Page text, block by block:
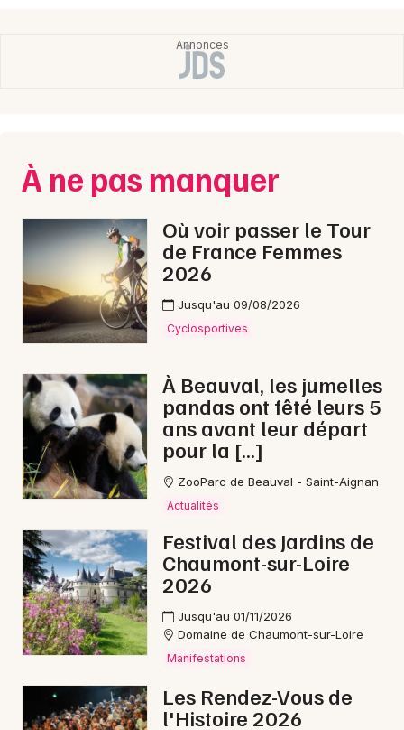
À ne pas manquer
Où voir passer le Tour
de France Femmes
2026
Jusqu'au 09/08/2026
Cyclosportives
À Beauval, les jumelles
pandas ont fêté leurs 5
ans avant leur départ
pour la […]
ZooParc de Beauval - Saint-Aignan
Actualités
Festival des Jardins de
Chaumont-sur-Loire
2026
Jusqu'au 01/11/2026
Domaine de Chaumont-sur-Loire
Manifestations
Les Rendez-Vous de
l'Histoire 2026